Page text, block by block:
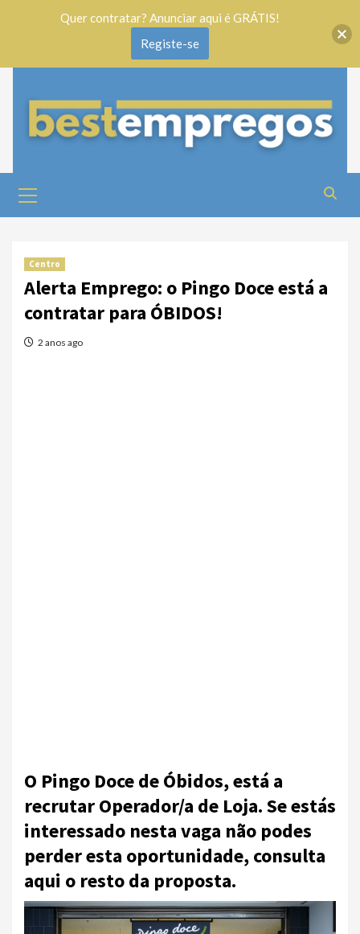
Centro
Alerta Emprego: o Pingo Doce está a
contratar para ÓBIDOS!
2 anos ago
O Pingo Doce de Óbidos, está a
recrutar Operador/a de Loja. Se estás
interessado nesta vaga não podes
perder esta oportunidade, consulta
aqui o resto da proposta.
Quer contratar? Anunciar aqui é GRÁTIS!
Registe-se